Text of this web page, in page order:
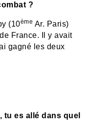
?
(10ème Ar. Paris)
France. Il y avait
gagné les deux
tu es allé dans quel